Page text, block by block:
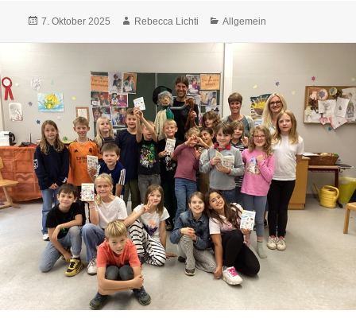
Veröffentlicht
7. Oktober 2025 Autor
Rebecca Lichti Kategorien
Allgemein